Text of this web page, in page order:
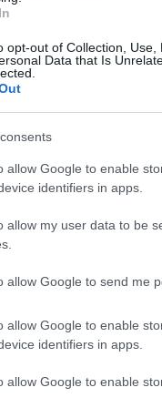
opt-out of Collection,
Data that Is
allow Google to enable
identifiers in apps.
allow my user data to be
allow Google to send me
allow Google to enable
identifiers in apps.
allow Google to enable
stanno
le tematiche